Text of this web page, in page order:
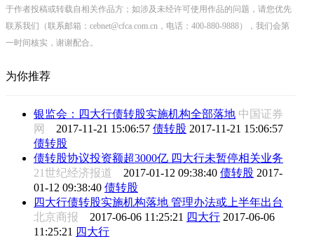
于作者投稿或转载自相关作品方；如涉及未经许可使用作品的问题，请您优先
联系我们（联系邮箱：cebnet@cfca.com.cn，电话：400-880-9888），我们会第
一时间核实，谢谢配合。
为你推荐
银监会：四大行债转股实施机构全部落地 中国证券
网 2017-11-21 15:06:57 债转股 2017-11-21 15:06:57
债转股
债转股协议投资额超3000亿 四大行未暂停相关业务
21世纪经济报道 2017-01-12 09:38:40 债转股 2017-
01-12 09:38:40 债转股
四大行债转股实施机构落地 管理办法或上半年出台
北京商报 2017-06-06 11:25:21 四大行 2017-06-06
11:25:21 四大行